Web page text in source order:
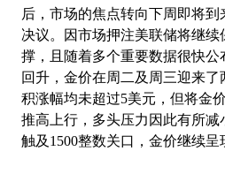
后，市场的焦点转向下周即将
决议。因市场押注美联储将继
撑，且随着多个重要数据很快
回升，金价在周二及周三迎来
积涨幅均未超过5美元，但将金
推高上行，多头压力因此有所
触及1500整数关口，金价继续呈